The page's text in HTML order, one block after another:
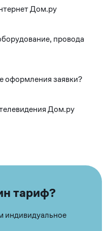
Дом.ру
провода
оформления заявки?
Дом.ру
тариф?
индивидуальное